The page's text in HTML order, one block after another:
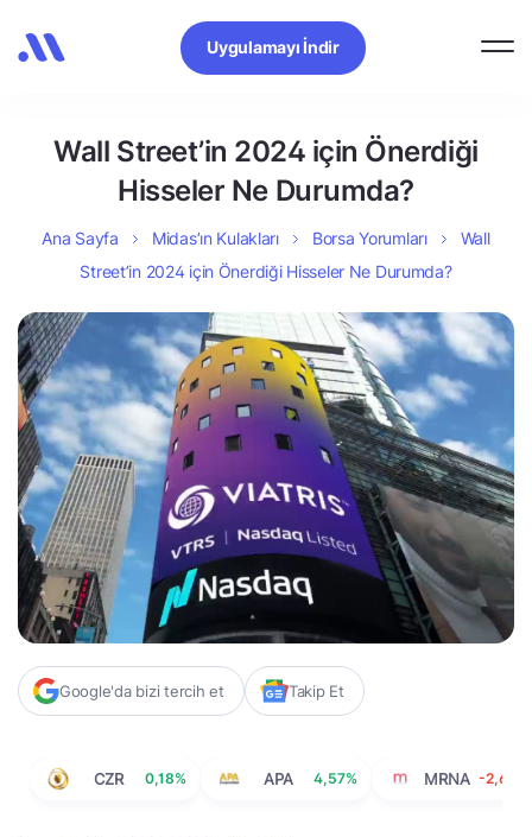
Uygulamayı İndir
Wall Street’in 2024 için Önerdiği
Hisseler Ne Durumda?
Ana Sayfa Midas’ın Kulakları Borsa Yorumları
Wall
Street’in 2024 için Önerdiği Hisseler Ne Durumda?
Google'da bizi tercih et Takip Et
CZR 0,18% APA 4,57% MRNA -2,68%